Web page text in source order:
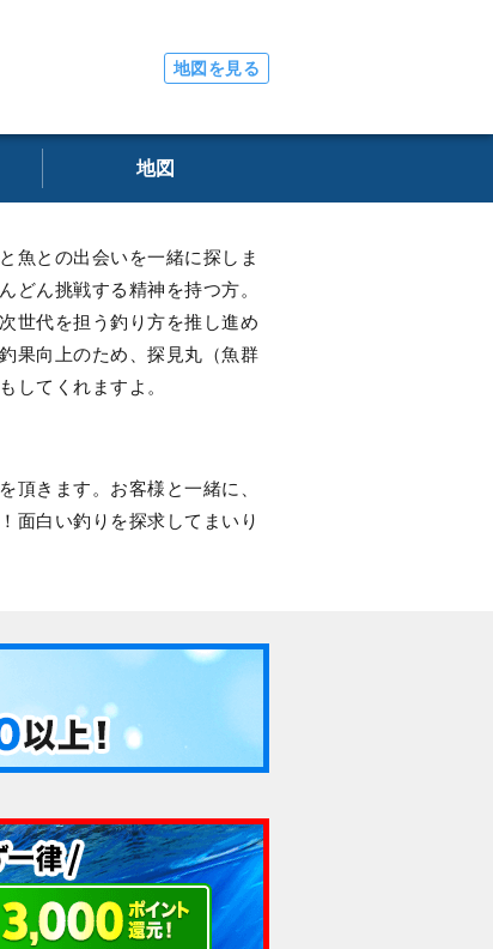
地図を見る
地図
魚との出会いを一緒に探しま
どん挑戦する精神を持つ方。
世代を担う釣り方を推し進め
果向上のため、探見丸（魚群
してくれますよ。
頂きます。お客様と一緒に、
面白い釣りを探求してまいり